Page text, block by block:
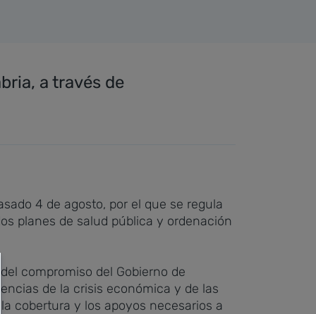
a través de
4 de agosto, por el que se regula
planes de salud pública y ordenación
compromiso del Gobierno de
de la crisis económica y de las
cobertura y los apoyos necesarios a